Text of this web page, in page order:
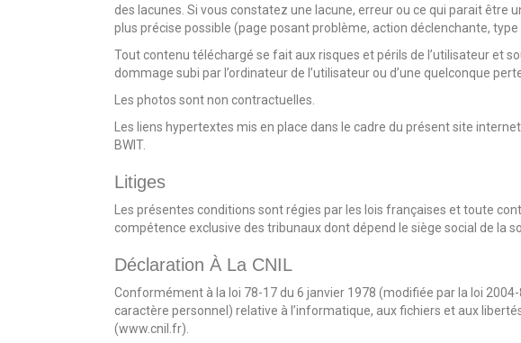
des lacunes. Si vous constatez une lacune, erreur ou ce qui parait
plus précise possible (page posant problème, action déclenchante, type
Tout contenu téléchargé se fait aux risques et périls de l’utilisateur et
dommage subi par l’ordinateur de l’utilisateur ou d’une quelconque
Les photos sont non contractuelles.
Les liens hypertextes mis en place dans le cadre du présent site
BWIT.
Litiges
Les présentes conditions sont régies par les lois françaises et toute
compétence exclusive des tribunaux dont dépend le siège social de la
Déclaration À La CNIL
Conformément à la loi 78-17 du 6 janvier 1978 (modifiée par la loi
caractère personnel) relative à l’informatique, aux fichiers et aux
(www.cnil.fr).